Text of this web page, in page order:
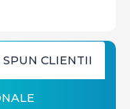
SPUN CLIENTII